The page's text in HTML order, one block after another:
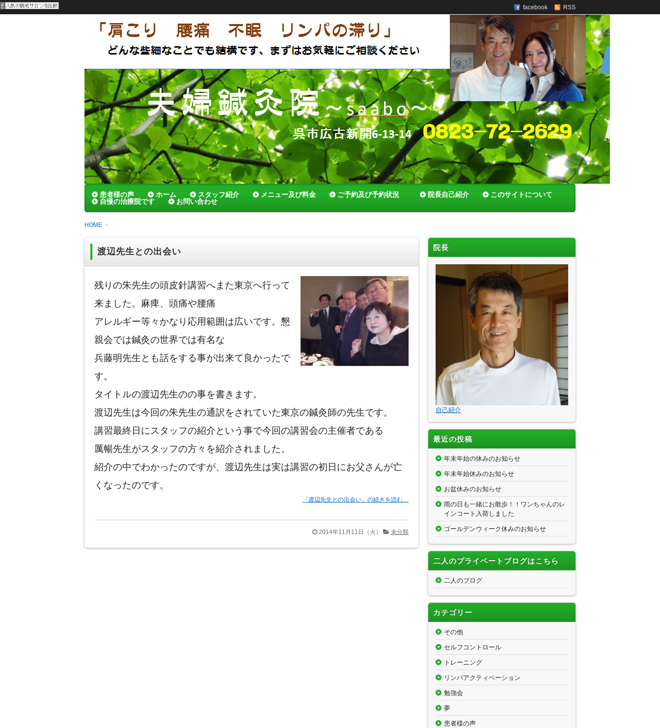
facebook RSS
夫婦鍼灸院
メンテナンスによっていつまでも健康でいれる様全力でサポートします！
患者様の声 ホーム スタッフ紹介 メニュー及び料金 ご予約及び予約状況 院長自己紹介
このサイトについて
自慢の治療院です
お問い合わせ
HOME
渡辺先生との出会い
残りの朱先生の頭皮針講習へまた東京へ行って
来ました。麻痺、頭痛や腰痛
アレルギー等々かなり応用範囲は広いです。懇
親会では鍼灸の世界では有名な
兵藤明先生とも話をする事が出来て良かったで
す。
タイトルの渡辺先生のの事を書きます。
渡辺先生は今回の朱先生の通訳をされていた東京の鍼灸師の先生です。
講習最終日にスタッフの紹介という事で今回の講習会の主催者である
厲暢先生がスタッフの方々を紹介されました。
紹介の中でわかったのですが、渡辺先生は実は講習の初日にお父さんが亡
くなったのです。
「渡辺先生との出会い」の続きを読む…
2014年11月11日（火） 未分類
院長
自己紹介
最近の投稿
年末年始の休みのお知らせ
年末年始休みのお知らせ
お盆休みのお知らせ
雨の日も一緒にお散歩！！ワンちゃんのレ
インコート入荷しました
ゴールデンウィーク休みのお知らせ
二人のプライベートブログはこちら
二人のブログ
カテゴリー
その他
セルフコントロール
トレーニング
リンパアクティベーション
勉強会
夢
患者様の声